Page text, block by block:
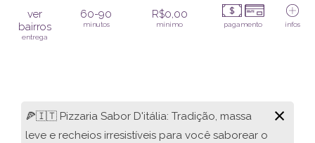
ver
bairros
entrega
60-90
minutos
R$0,00
mínimo pagamento infos
×
🍕🇮🇹 Pizzaria Sabor D'itália: Tradição, massa
leve e recheios irresistíveis para você saborear o